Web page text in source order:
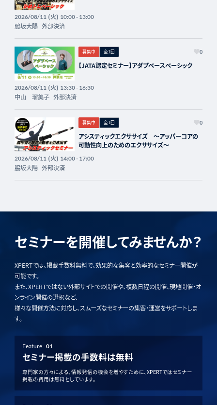
2026/08/11(火) 10:00 - 13:00
脇坂大陽 外部決済
募集中 全1回 0
【JATA認定セミナー】アダプベースベーシック
2026/08/11(火) 13:30 - 16:30
中山 瑠美子 外部決済
募集中 全1回 0
アシスティックエクササイズ 〜アッパーコアの
可動性向上のためのエクササイズ〜
2026/08/11(火) 14:00 - 17:00
脇坂大陽 外部決済
セミナーを開催してみませんか？
XPERTでは、掲載手数料無料で、効果的な集客と効率的なセミナー開催が
可能です。
また、XPERTではない外部サイトでの開催や、複数日程の開催、現地開催・オ
ンライン開催の選択など、
様々な開催方法に対応し、スムーズなセミナーの集客・運営をサポートしま
す。
Feature 01
セミナー掲載の手数料は無料
専門家の方々による、情報発信の機会を増やすために、XPERTではセミナー
掲載の費用は無料としています。